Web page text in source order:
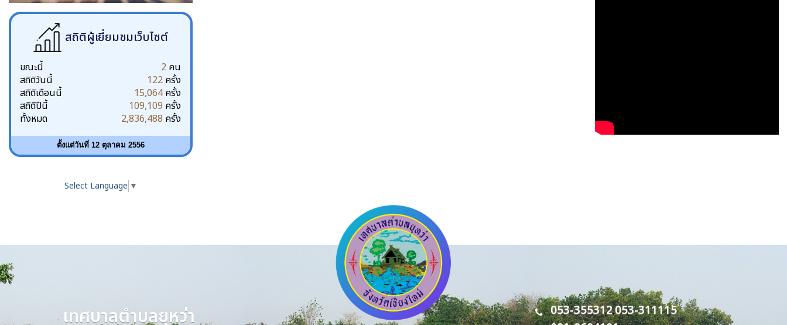
สถิติผู้เยี่ยมชมเว็บไซต์
ขณะนี้ 2 คน
สถิติวันนี้
122 ครั้ง
สถิติเดือนนี้
15,064 ครั้ง
สถิติปีนี้
109,109 ครั้ง
ทั้งหมด
2,836,488 ครั้ง
ตั้งแต่วันที่ 12 ตุลาคม 2556
Select Language ▼
เทศบาลตำบลยุหว่า 053-355312,053-311115